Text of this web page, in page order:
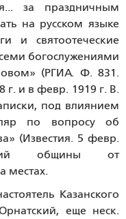
за праздничным
на русском языке
и святоотеческие
богослужениями
(РГИА. Ф. 831.
г. и в февр. 1919 г. В.
под влиянием
по вопросу об
(Известия. 5 февр.
общины от
местах.
Казанского
еще неск.